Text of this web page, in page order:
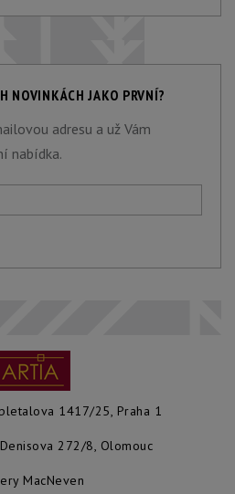
NOVINKÁCH JAKO PRVNÍ?
adresu a už Vám
nabídka.
1417/25, Praha 1
272/8, Olomouc
MacNeven